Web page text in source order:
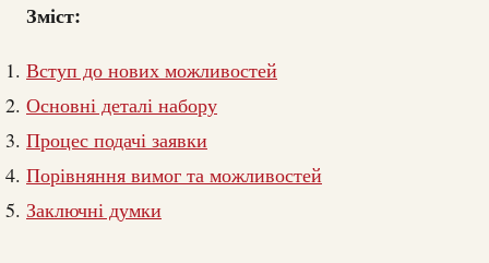
Зміст:
Вступ до нових можливостей
Основні деталі набору
Процес подачі заявки
Порівняння вимог та можливостей
Заключні думки